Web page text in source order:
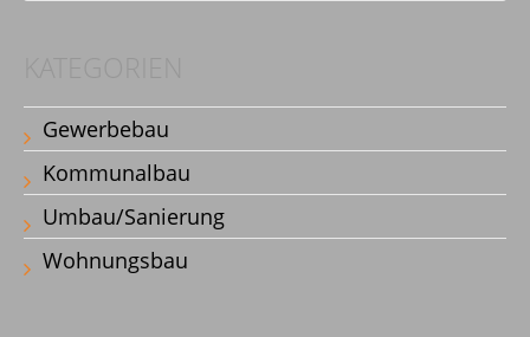
Gewerbebau
Kommunalbau
Umbau/Sanierung
Wohnungsbau